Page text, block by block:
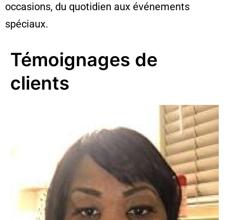
occasions, du quotidien aux événements
spéciaux.
Témoignages de
clients